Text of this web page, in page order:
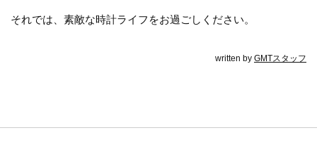
それでは、素敵な時計ライフをお過ごしください。
written by GMTスタッフ